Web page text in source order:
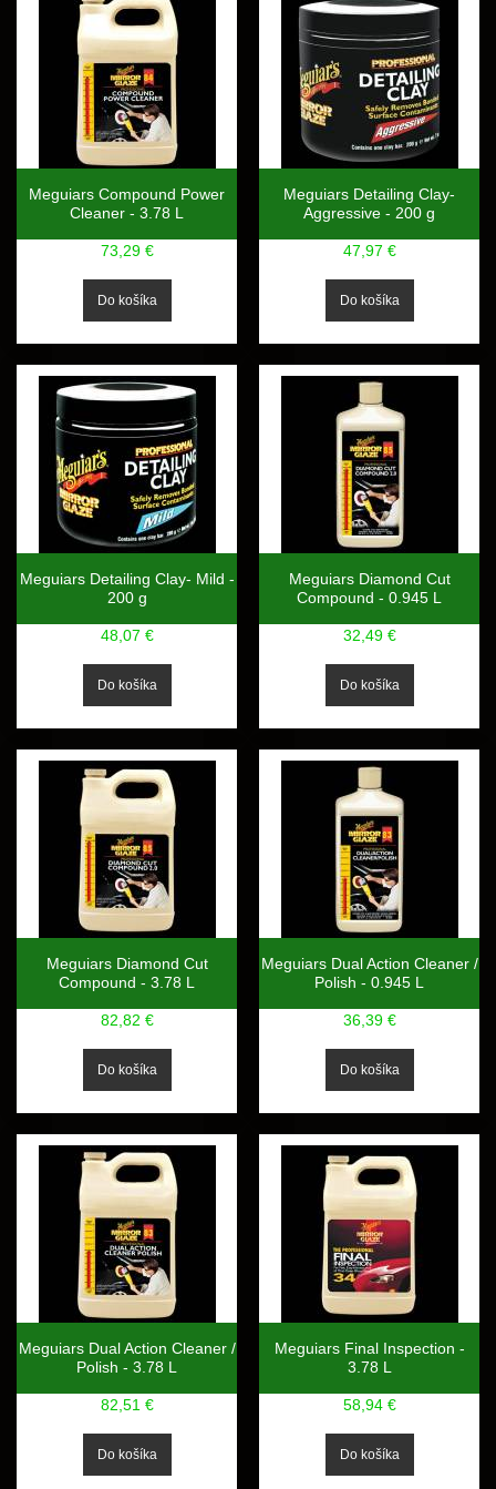
Meguiars Compound Power
Cleaner - 3.78 L
73,29 €
Meguiars Detailing Clay-
Aggressive - 200 g
47,97 €
Meguiars Detailing Clay- Mild -
200 g
48,07 €
Meguiars Diamond Cut
Compound - 0.945 L
32,49 €
Meguiars Diamond Cut
Compound - 3.78 L
82,82 €
Meguiars Dual Action Cleaner /
Polish - 0.945 L
36,39 €
Meguiars Dual Action Cleaner /
Polish - 3.78 L
82,51 €
Meguiars Final Inspection -
3.78 L
58,94 €